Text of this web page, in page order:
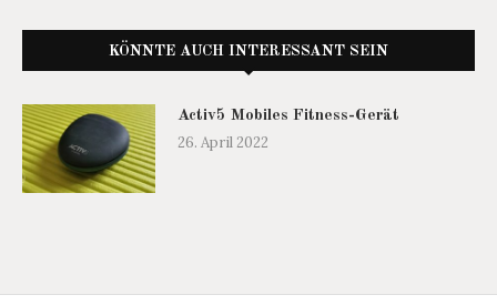
KÖNNTE AUCH INTERESSANT SEIN
Activ5 Mobiles Fitness-Gerät
26. April 2022